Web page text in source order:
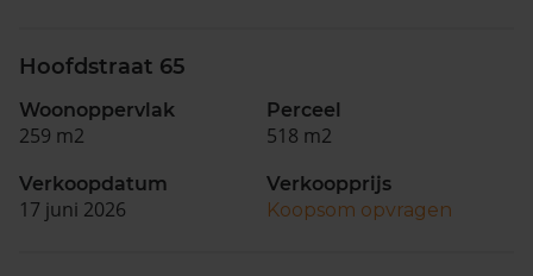
Hoofdstraat 65
Woonoppervlak
259 m2
Perceel
518 m2
Verkoopdatum
17 juni 2026
Verkoopprijs
Koopsom opvragen